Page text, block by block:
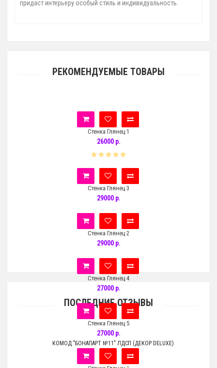
придаст интерьеру особый стиль и индивидуальность.
РЕКОМЕНДУЕМЫЕ ТОВАРЫ
Стенка Глянец 1
26000 р.
Стенка Глянец 3
29000 р.
Стенка Глянец 2
29000 р.
Стенка Глянец 4
27000 р.
Стенка Глянец 5
27000 р.
ПОСЛЕДНИЕ ОТЗЫВЫ
КОМОД "БОНАПАРТ №11" ЛДСП (ДЕКОР DELUXE)